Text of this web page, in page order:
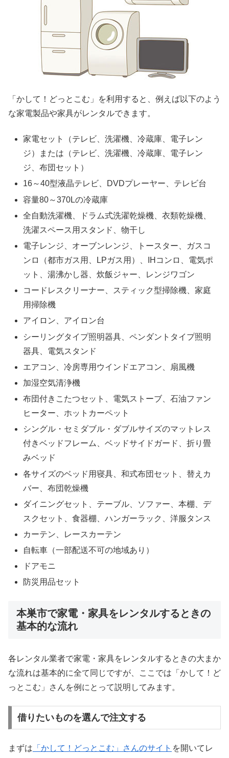
「かして！どっとこむ」を利用すると、例えば以下のよう
な家電製品や家具がレンタルできます。
家電セット（テレビ、洗濯機、冷蔵庫、電子レン
ジ）または（テレビ、洗濯機、冷蔵庫、電子レン
ジ、布団セット）
16～40型液晶テレビ、DVDプレーヤー、テレビ台
容量80～370Lの冷蔵庫
全自動洗濯機、ドラム式洗濯乾燥機、衣類乾燥機、
洗濯スペース用スタンド、物干し
電子レンジ、オーブンレンジ、トースター、ガスコ
ンロ（都市ガス用、LPガス用）、IHコンロ、電気ポ
ット、湯沸かし器、炊飯ジャー、レンジワゴン
コードレスクリーナー、スティック型掃除機、家庭
用掃除機
アイロン、アイロン台
シーリングタイプ照明器具、ペンダントタイプ照明
器具、電気スタンド
エアコン、冷房専用ウインドエアコン、扇風機
加湿空気清浄機
布団付きこたつセット、電気ストーブ、石油ファン
ヒーター、ホットカーペット
シングル・セミダブル・ダブルサイズのマットレス
付きベッドフレーム、ベッドサイドガード、折り畳
みベッド
各サイズのベッド用寝具、和式布団セット、替えカ
バー、布団乾燥機
ダイニングセット、テーブル、ソファー、本棚、デ
スクセット、食器棚、ハンガーラック、洋服タンス
カーテン、レースカーテン
自転車（一部配送不可の地域あり）
ドアモニ
防災用品セット
本巣市で家電・家具をレンタルするときの
基本的な流れ
各レンタル業者で家電・家具をレンタルするときの大まか
な流れは基本的に全て同じですが、ここでは「かして！ど
っとこむ」さんを例にとって説明してみます。
借りたいものを選んで注文する
まずは 「かして！どっとこむ」さんのサイト を開いてレ